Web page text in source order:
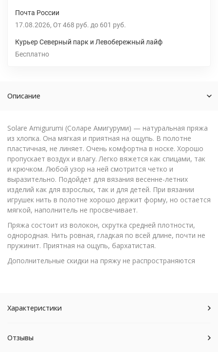
Почта России
17.08.2026 От 468 руб. до 601 руб.
Курьер Северный парк и Левобережный лайф
Бесплатно
Описание
Solare Amigurumi (Соларе Амигуруми) — натуральная пряжа
из хлопка. Она мягкая и приятная на ощупь. В полотне
пластичная, не линяет. Очень комфортна в носке. Хорошо
пропускает воздух и влагу. Легко вяжется как спицами, так
и крючком. Любой узор на ней смотрится четко и
выразительно. Подойдет для вязания весенне-летних
изделий как для взрослых, так и для детей. При вязании
игрушек нить в полотне хорошо держит форму, но остается
мягкой, наполнитель не просвечивает.
Пряжа состоит из волокон, скрутка средней плотности,
однородная. Нить ровная, гладкая по всей длине, почти не
пружинит. Приятная на ощупь, бархатистая.
Дополнительные скидки на пряжу не распространяются
Характеристики
Отзывы